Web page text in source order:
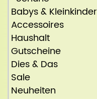
Babys & Kleinkinder
Accessoires
Haushalt
Gutscheine
Dies & Das
Sale
Neuheiten